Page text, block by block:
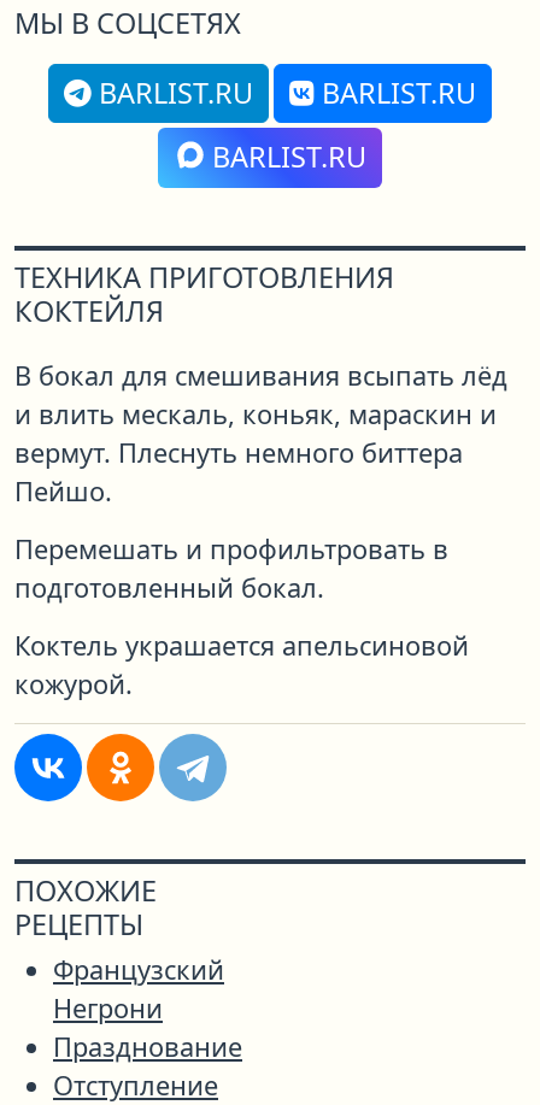
МЫ В СОЦСЕТЯХ
BARLIST.RU
BARLIST.RU
BARLIST.RU
ТЕХНИКА ПРИГОТОВЛЕНИЯ
КОКТЕЙЛЯ
В бокал для смешивания всыпать лёд
и влить мескаль, коньяк, мараскин и
вермут. Плеснуть немного биттера
Пейшо.
Перемешать и профильтровать в
подготовленный бокал.
Коктель украшается апельсиновой
кожурой.
ПОХОЖИЕ
РЕЦЕПТЫ
Французский
Негрони
Празднование
Отступление